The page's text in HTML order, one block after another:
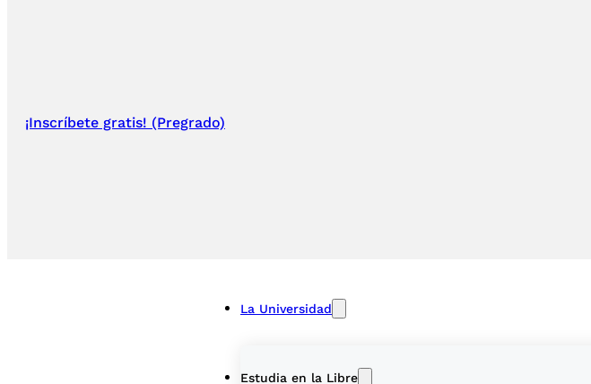
¡Inscríbete gratis! (Pregrado)
La Universidad
Estudia en la Libre